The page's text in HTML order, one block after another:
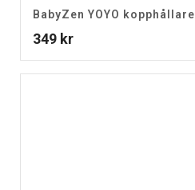
BabyZen YOYO kopphållare
349 kr